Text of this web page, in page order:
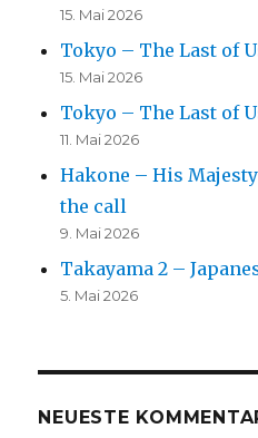
15. Mai 2026
Tokyo – The Last of
15. Mai 2026
Tokyo – The Last of
11. Mai 2026
Hakone – His
the call
9. Mai 2026
Takayama 2 –
5. Mai 2026
NEUESTE